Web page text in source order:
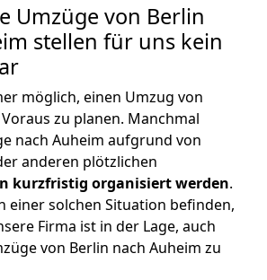
Umzüge von Berlin
stellen für uns kein
möglich, einen Umzug von
zu planen. Manchmal
nach Auheim aufgrund von
anderen plötzlichen
kurzfristig organisiert werden.
einer solchen Situation befinden,
Firma ist in der Lage, auch
von Berlin nach Auheim zu